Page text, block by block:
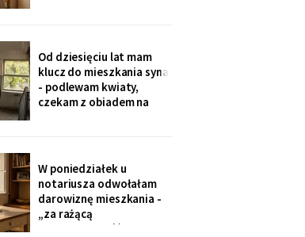
widziałam na zdjęciach u
wnuczki. Córka mówi:
„Mamo, przecież stąd
masz bliżej do
przychodni".
Od dziesięciu lat mam
klucz do mieszkania syna
- podlewam kwiaty,
czekam z obiadem na
na karty. Karty dostali
wszyscy, nawet mama
synowej. Ja mam dzwonić
domofonem.
W poniedziałek u
notariusza odwołałam
darowiznę mieszkania -
„za rażącą
niewdzięczność", tak to